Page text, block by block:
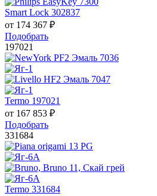
Smart Lock 302837
от 174 367 ₽
Подобрать
197021
Termo 197021
от 167 853 ₽
Подобрать
331684
Termo 331684